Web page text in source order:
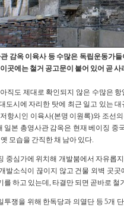
감옥 이육사 등 수많은 독립운동가
곳에는 철거 공고문이 붙어 있어 곧
직도 제대로 확인되지 않은 수많은
도시에 자리한 탓에 최근 일고 있는
항시인 이육사(본명 이원록)와 조선
일본 총영사관 감옥은 현재 베이징
모습을 간직한 채 남아 있다.
중심가에 위치해 개발붐에서 자유롭
발소식이 끊이지 않고 건물 외벽 곳
를 하고 있는데, 타결만 되면 곧바로 철
투쟁을 위해 한독당과 의열단 등 5개